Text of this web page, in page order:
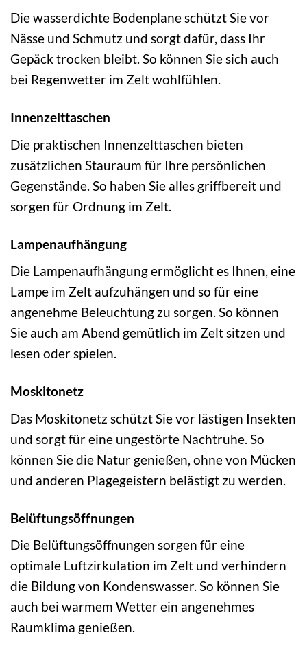
Die wasserdichte Bodenplane schützt Sie vor
Nässe und Schmutz und sorgt dafür, dass Ihr
Gepäck trocken bleibt. So können Sie sich auch
bei Regenwetter im Zelt wohlfühlen.
Innenzelttaschen
Die praktischen Innenzelttaschen bieten
zusätzlichen Stauraum für Ihre persönlichen
Gegenstände. So haben Sie alles griffbereit und
sorgen für Ordnung im Zelt.
Lampenaufhängung
Die Lampenaufhängung ermöglicht es Ihnen, eine
Lampe im Zelt aufzuhängen und so für eine
angenehme Beleuchtung zu sorgen. So können
Sie auch am Abend gemütlich im Zelt sitzen und
lesen oder spielen.
Moskitonetz
Das Moskitonetz schützt Sie vor lästigen Insekten
und sorgt für eine ungestörte Nachtruhe. So
können Sie die Natur genießen, ohne von Mücken
und anderen Plagegeistern belästigt zu werden.
Belüftungsöffnungen
Die Belüftungsöffnungen sorgen für eine
optimale Luftzirkulation im Zelt und verhindern
die Bildung von Kondenswasser. So können Sie
auch bei warmem Wetter ein angenehmes
Raumklima genießen.